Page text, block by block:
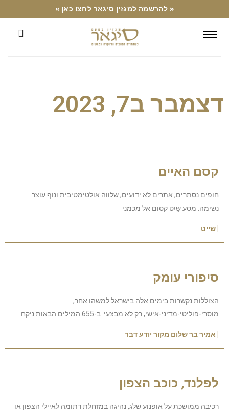
« להרשמה למגזין סיגאר לחצו כאן »
דצמבר ב7, 2023
קסם האיים
חופים נסתרים, אתרים לא ידועים, שלווה אולטימטיבית ונוף עוצר
נשימה. מסע שַיִט קסום אל מכמני
| שייט
סיפורי עומק
הצוללות נקשרות בימים אלה בישראל למשהו אחר,
מוסרי-פוליטי-מדיני-אישי, רק לא מבצעי. ב-655 המילים הבאות ניקח
| אמיר בר שלום מקור יודע דבר
לפלנד, כוכב הצפון
רכיבה ממושכת על אופנוע שלג, נהיגה במזחלת רתומה לאיילי הצפון או